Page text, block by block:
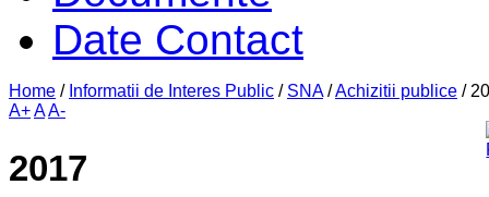
Date Contact
Home / Informatii de Interes Public / SNA /Achizitii publice /
A+AA-
2017